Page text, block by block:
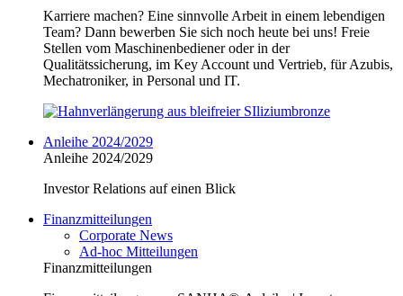
Karriere machen? Eine sinnvolle Arbeit in einem lebendigen
Team? Dann bewerben Sie sich noch heute bei uns! Freie
Stellen vom Maschinenbediener oder in der
Qualitätssicherung, im Key Account und Vertrieb, für Azubis,
Mechatroniker, in Personal und IT.
Anleihe 2024/2029
Anleihe 2024/2029
Investor Relations auf einen Blick
Finanzmitteilungen
Corporate News
Ad-hoc Mitteilungen
Finanzmitteilungen